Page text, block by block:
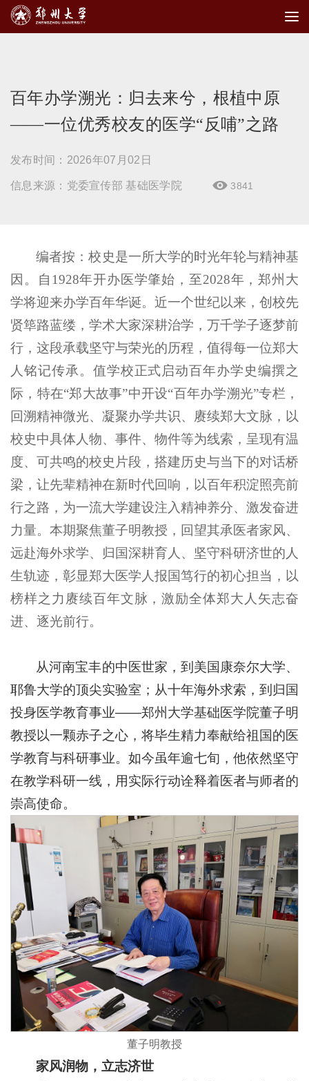
百年办学溯光：归去来兮，根植中原
——一位优秀校友的医学“反哺”之路
发布时间：2026年07月02日
信息来源：党委宣传部 基础医学院  3841
编者按：校史是一所大学的时光年轮与精神基
因。自1928年开办医学肇始，至2028年，郑州大
学将迎来办学百年华诞。近一个世纪以来，创校先
贤筚路蓝缕，学术大家深耕治学，万千学子逐梦前
行，这段承载坚守与荣光的历程，值得每一位郑大
人铭记传承。值学校正式启动百年办学史编撰之
际，特在“郑大故事”中开设“百年办学溯光”专栏，
回溯精神微光、凝聚办学共识、赓续郑大文脉，以
校史中具体人物、事件、物件等为线索，呈现有温
度、可共鸣的校史片段，搭建历史与当下的对话桥
梁，让先辈精神在新时代回响，以百年积淀照亮前
行之路，为一流大学建设注入精神养分、激发奋进
力量。本期聚焦董子明教授，回望其承医者家风、
远赴海外求学、归国深耕育人、坚守科研济世的人
生轨迹，彰显郑大医学人报国笃行的初心担当，以
榜样之力赓续百年文脉，激励全体郑大人矢志奋
进、逐光前行。
从河南宝丰的中医世家，到美国康奈尔大学、
耶鲁大学的顶尖实验室；从十年海外求索，到归国
投身医学教育事业——郑州大学基础医学院董子明
教授以一颗赤子之心，将毕生精力奉献给祖国的医
学教育与科研事业。如今虽年逾七旬，他依然坚守
在教学科研一线，用实际行动诠释着医者与师者的
崇高使命。
董子明教授
家风润物，立志济世